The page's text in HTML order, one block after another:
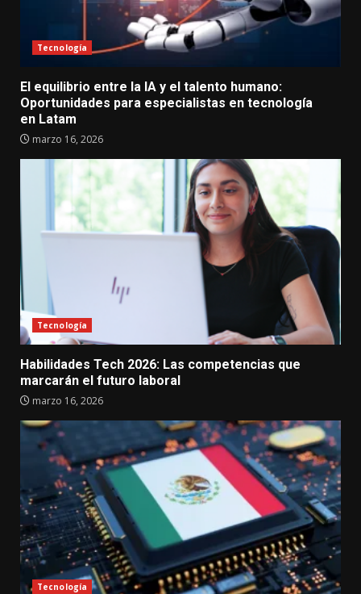
Tecnología
El equilibrio entre la IA y el talento humano:
Oportunidades para especialistas en tecnología
en Latam
marzo 16, 2026
Tecnología
Habilidades Tech 2026: Las competencias que
marcarán el futuro laboral
marzo 16, 2026
Tecnología